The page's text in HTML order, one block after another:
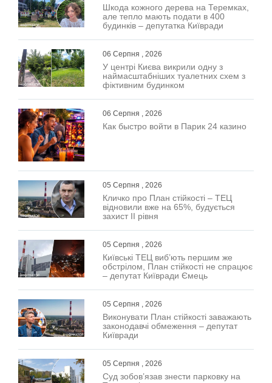
Шкода кожного дерева на Теремках,
але тепло мають подати в 400
будинків – депутатка Київради
06 Серпня , 2026
У центрі Києва викрили одну з
наймасштабніших туалетних схем з
фіктивним будинком
06 Серпня , 2026
Как быстро войти в Парик 24 казино
05 Серпня , 2026
Кличко про План стійкості – ТЕЦ
відновили вже на 65%, будується
захист ІІ рівня
05 Серпня , 2026
Київські ТЕЦ виб’ють першим же
обстрілом, План стійкості не спрацює
– депутат Київради Ємець
05 Серпня , 2026
Виконувати План стійкості заважають
законодавчі обмеження – депутат
Київради
05 Серпня , 2026
Суд зобов’язав знести парковку на